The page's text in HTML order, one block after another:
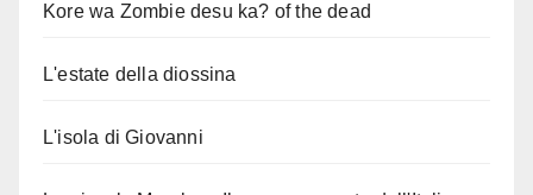
Kore wa Zombie desu ka? of the dead
L'estate della diossina
L'isola di Giovanni